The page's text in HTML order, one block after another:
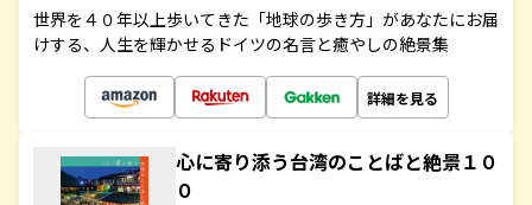
世界を４０年以上歩いてきた「地球の歩き方」があなたにお届
けする、人生を輝かせるドイツの名言と癒やしの絶景集
詳細を見る
心に寄り添う台湾のことばと絶景１０
０